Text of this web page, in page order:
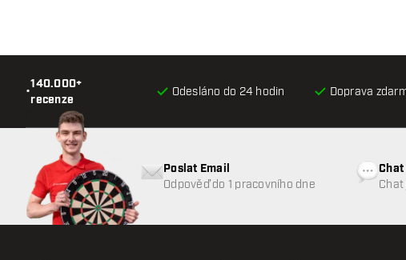
•
140.000+
recenze
Odesláno do 24 hodin Doprava
Poslat Email
Odpověď do 1 pracovního dne